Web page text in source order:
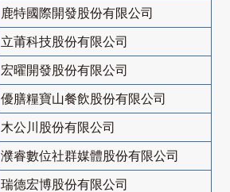
鹿特國際開發股份有限公司
立莆科技股份有限公司
宏曜開發股份有限公司
優膳糧寶山餐飲股份有限公司
木公川股份有限公司
濮睿數位社群媒體股份有限公司
瑞德宏博股份有限公司